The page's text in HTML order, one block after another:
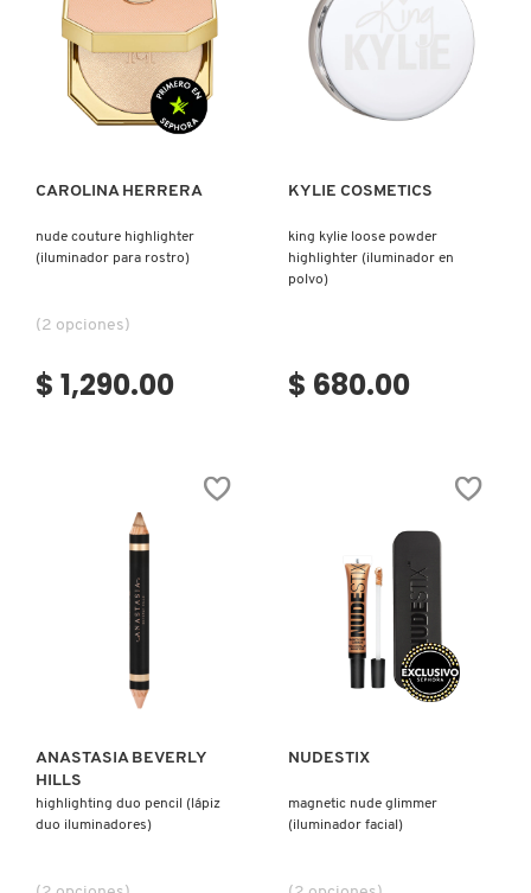
Ver más
CAROLINA HERRERA
nude couture highlighter
(iluminador para rostro)
(2 opciones)
$ 1,290.00
KYLIE COSMETICS
king kylie loose powder
highlighter (iluminador en
polvo)
$ 680.00
ANASTASIA BEVERLY
HILLS
highlighting duo pencil (lápiz
duo iluminadores)
Ver más
NUDESTIX
magnetic nude glimmer
(iluminador facial)